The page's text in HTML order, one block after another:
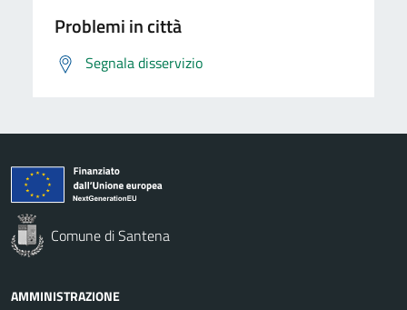
Problemi in città
Segnala disservizio
Comune di Santena
AMMINISTRAZIONE